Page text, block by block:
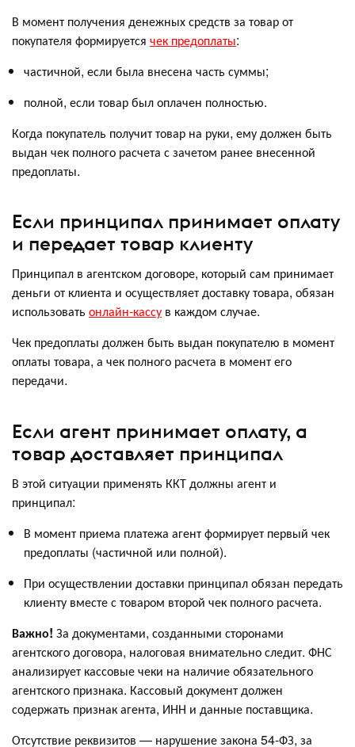
В момент получения денежных средств за товар от
покупателя формируется чек предоплаты:
частичной, если была внесена часть суммы;
полной, если товар был оплачен полностью.
Когда покупатель получит товар на руки, ему должен быть
выдан чек полного расчета с зачетом ранее внесенной
предоплаты.
Если принципал принимает оплату
и передает товар клиенту
Принципал в агентском договоре, который сам принимает
деньги от клиента и осуществляет доставку товара, обязан
использовать онлайн-кассу в каждом случае.
Чек предоплаты должен быть выдан покупателю в момент
оплаты товара, а чек полного расчета в момент его
передачи.
Если агент принимает оплату, а
товар доставляет принципал
В этой ситуации применять ККТ должны агент и
принципал:
В момент приема платежа агент формирует первый чек
предоплаты (частичной или полной).
При осуществлении доставки принципал обязан передать
клиенту вместе с товаром второй чек полного расчета.
Важно! За документами, созданными сторонами
агентского договора, налоговая внимательно следит. ФНС
анализирует кассовые чеки на наличие обязательного
агентского признака. Кассовый документ должен
содержать признак агента, ИНН и данные поставщика.
Отсутствие реквизитов — нарушение закона 54-ФЗ, за